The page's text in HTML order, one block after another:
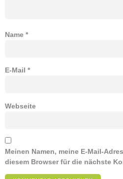
Name *
E-Mail *
Webseite
Meinen Namen, meine E-Mail-
diesem Browser für die nächste